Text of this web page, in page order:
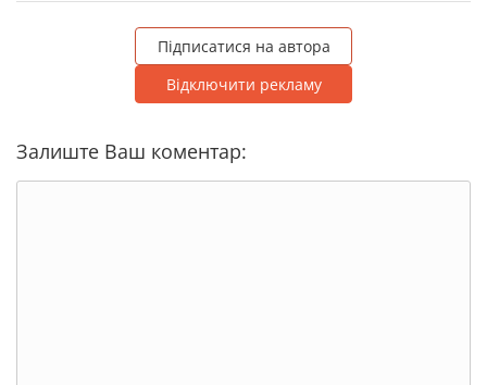
Підписатися на автора
Відключити рекламу
Залиште Ваш коментар: